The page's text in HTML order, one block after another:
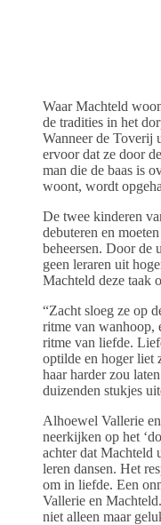
Waar Machteld
de tradities in het
Wanneer de Toverij
ervoor dat ze door
man die de baas is
woont, wordt
De twee kinderen
debuteren en
beheersen. Door de
geen leraren uit
Machteld deze taak
“Zacht sloeg ze op
ritme van wanhoop,
ritme van liefde.
optilde en hoger liet
haar harder zou
duizenden stukjes
Alhoewel Vallerie
neerkijken op het
achter dat Machteld
leren dansen. Het
om in liefde. Een
Vallerie en
niet alleen maar